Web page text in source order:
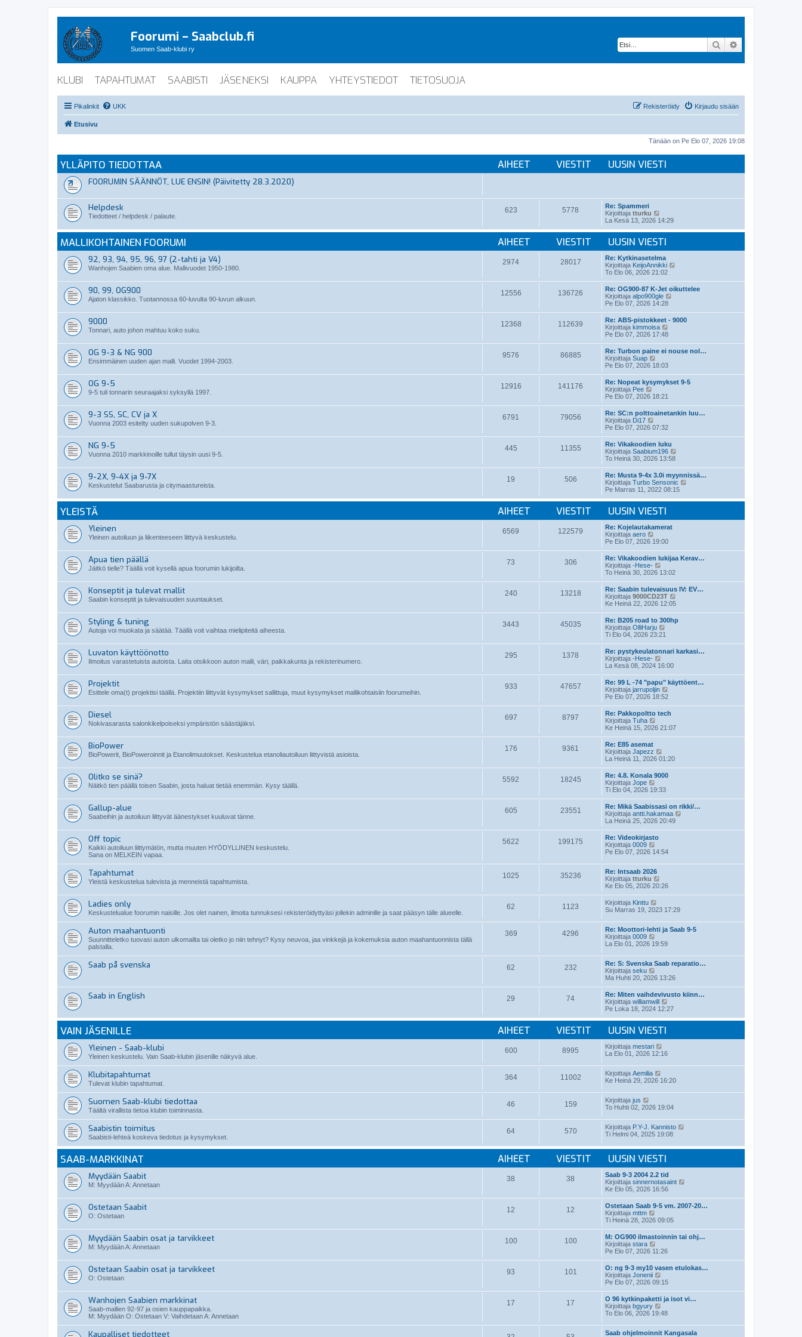
Foorumi – Saabclub.fi
Suomen Saab-klubi ry Etsi
KLUBI TAPAHTUMAT SAABISTI JÄSENEKSI KAUPPA YHTEYSTIEDOT TIETOSUOJA
Pikalinkit UKK Kirjaudu sisään
Rekisteröidy
Etusivu
Tänään on Pe Elo 07, 2026 19:08
YLLÄPITO TIEDOTTAA AIHEET VIESTIT UUSIN VIESTI
FOORUMIN SÄÄNNÖT, LUE ENSIN! (Päivitetty 28.3.2020)
Helpdesk
Tiedotteet / helpdesk / palaute.
623 5778
Re: Spammeri
Kirjoittaja tturku
ä
t
ä
u
s
i
n
v
i
e
s
t
i
La Kesä 13, 2026 14:29
MALLIKOHTAINEN FOORUMI AIHEET VIESTIT UUSIN VIESTI
92, 93, 94, 95, 96, 97 (2-tahti ja V4)
Wanhojen Saabien oma alue. Mallivuodet 1950-1980.
2974 28017
Re: Kytkinasetelma
Kirjoittaja KeijoAnnikki
t
ä
s
i
i
e
To Elo 06, 2026 21:02
90, 99, OG900
Ajaton klassikko. Tuotannossa 60-luvulta 90-luvun alkuun.
12556 136726
Re: OG900-87 K-Jet oikuttelee
Kirjoittaja alpo900gle
t
ä
s
i
i
e
Pe Elo 07, 2026 14:28
9000
Tonnari, auto johon mahtuu koko suku.
12368 112639
Re: ABS-pistokkeet - 9000
Kirjoittaja kimmoisa
ä
s
i
i
e
Pe Elo 07, 2026 17:48
OG 9-3 & NG 900
Ensimmäinen uuden ajan malli. Vuodet 1994-2003.
9576 86885
Re: Turbon paine ei nouse nol…
Kirjoittaja Suap
ä
ä
u
u
s
i
v
i
e
s
t
Pe Elo 07, 2026 18:03
OG 9-5
9-5 tuli tonnarin seuraajaksi syksyllä 1997.
12916 141176
Re: Nopeat kysymykset 9-5
Kirjoittaja Pee
ä
ä
u
u
s
i
n
v
i
e
s
t
Pe Elo 07, 2026 18:21
9-3 SS, SC, CV ja X
Vuonna 2003 esitelty uuden sukupolven 9-3.
6791 79056
Re: SC:n polttoainetankin luu…
Kirjoittaja Di17
ä
ä
u
u
s
i
n
v
i
s
t
i
Pe Elo 07, 2026 07:32
NG 9-5
Vuonna 2010 markkinoille tullut täysin uusi 9-5.
445 11355
Re: Vikakoodien luku
Kirjoittaja Saabium196
ä
u
u
s
v
t
i
To Heinä 30, 2026 13:58
9-2X, 9-4X ja 9-7X
Keskustelut Saabarusta ja citymaastureista.
19 506
Re: Musta 9-4x 3.0i myynnissä…
Kirjoittaja Turbo Sensonic
t
v
i
t
Pe Marras 11, 2022 08:15
YLEISTÄ AIHEET VIESTIT UUSIN VIESTI
Yleinen
Yleinen autoiluun ja liikenteeseen liittyvä keskustelu.
6569 122579
Re: Kojelautakamerat
Kirjoittaja aero
ä
ä
u
u
s
i
n
v
i
e
s
t
Pe Elo 07, 2026 19:00
Apua tien päällä
Jäitkö tielle? Täällä voit kysellä apua foorumin lukijoilta.
73 306
Re: Vikakoodien lukijaa Kerav…
Kirjoittaja -Hese-
ä
t
ä
u
u
s
i
n
v
i
e
t
To Heinä 30, 2026 13:02
Konseptit ja tulevat mallit
Saabin konseptit ja tulevaisuuden suuntaukset.
240 13218
Re: Saabin tulevaisuus IV: EV…
Kirjoittaja 9000CD23T
ä
s
i
i
e
Ke Heinä 22, 2026 12:05
Styling & tuning
Autoja voi muokata ja säätää. Täällä voit vaihtaa mielipiteitä aiheesta.
3443 45035
Re: B205 road to 300hp
Kirjoittaja OlliHarju
ä
u
u
s
i
n
v
i
e
t
Ti Elo 04, 2026 23:21
Luvaton käyttöönotto
Ilmoitus varastetuista autoista. Laita otsikkoon auton malli, väri, paikkakunta ja rekisterinumero.
295 1378
Re: pystykeulatonnari karkasi…
Kirjoittaja -Hese-
ä
t
ä
u
u
s
i
v
i
s
t
La Kesä 08, 2024 16:00
Projektit
Esittele oma(t) projektisi täällä. Projektiin liittyvät kysymykset sallittuja, muut kysymykset mallikohtaisiin foorumeihin.
933 47657
Re: 99 L -74 "papu" käyttöent…
Kirjoittaja jarrupoljin
t
ä
u
u
s
v
i
Pe Elo 07, 2026 18:52
Diesel
Nokivasarasta salonkikelpoiseksi ympäristön säästäjäksi.
697 8797
Re: Pakkopoltto tech
Kirjoittaja Tuha
ä
ä
u
u
s
i
v
i
e
s
t
Ke Heinä 15, 2026 21:07
BioPower
BioPowerit, BioPoweroinnit ja Etanolimuutokset. Keskustelua etanoliautoiluun liittyvistä asioista.
176 9361
Re: E85 asemat
Kirjoittaja Japezz
ä
t
ä
u
u
s
i
n
v
i
t
La Heinä 11, 2026 01:20
Olitko se sinä?
Näitkö tien päällä toisen Saabin, josta haluat tietää enemmän. Kysy täällä.
5592 18245
Re: 4.8. Konala 9000
Kirjoittaja Jope
ä
ä
u
u
s
i
v
e
s
t
i
Ti Elo 04, 2026 19:33
Gallup-alue
Saabeihin ja autoiluun liittyvät äänestykset kuuluvat tänne.
605 23551
Re: Mikä Saabissasi on rikki/…
Kirjoittaja antti.hakamaa
s
i
La Heinä 25, 2026 20:49
Off topic
Kaikki autoiluun liittymätön, mutta muuten HYÖDYLLINEN keskustelu.
Sana on MELKEIN vapaa.
5622 199175
Re: Videokirjasto
Kirjoittaja 0009
ä
t
ä
u
u
s
i
n
i
e
t
Pe Elo 07, 2026 14:54
Tapahtumat
Yleistä keskustelua tulevista ja menneistä tapahtumista.
1025 35236
Re: Intsaab 2026
Kirjoittaja tturku
ä
ä
u
u
s
n
i
e
t
i
Ke Elo 05, 2026 20:26
Ladies only
Keskustelualue foorumin naisille. Jos olet nainen, ilmoita tunnuksesi rekisteröidyttyäsi jollekin adminille ja saat pääsyn tälle alueelle.
62 1123 Kirjoittaja Kinttu
ä
t
ä
u
n
i
e
s
i
Su Marras 19, 2023 17:29
Auton maahantuonti
Suunnitteletko tuovasi auton ulkomailta tai oletko jo niin tehnyt? Kysy neuvoa, jaa vinkkejä ja kokemuksia auton maahantuonnista tällä
palstalla.
369 4296
Re: Moottori-lehti ja Saab 9-5
Kirjoittaja 0009
ä
t
ä
u
s
i
n
v
e
s
t
i
La Elo 01, 2026 19:59
Saab på svenska 62 232
Re: S: Svenska Saab reparatio…
Kirjoittaja seku
ä
ä
u
u
s
i
n
v
i
e
t
i
Ma Huhti 20, 2026 13:26
Saab in English 29 74
Re: Miten vaihdevivusto kiinn…
Kirjoittaja williamwill
ä
t
n
i
s
i
Pe Loka 18, 2024 12:27
VAIN JÄSENILLE AIHEET VIESTIT UUSIN VIESTI
Yleinen - Saab-klubi
Yleinen keskustelu. Vain Saab-klubin jäsenille näkyvä alue.
600 8995 Kirjoittaja mestari
ä
t
u
n
i
e
s
t
La Elo 01, 2026 12:16
Klubitapahtumat
Tulevat klubin tapahtumat.
364 11002 Kirjoittaja Aemilia
ä
t
u
i
n
i
e
t
i
Ke Heinä 29, 2026 16:20
Suomen Saab-klubi tiedottaa
Täältä virallista tietoa klubin toiminnasta.
46 159 Kirjoittaja jus
ä
t
ä
u
s
i
n
v
i
e
s
t
i
To Huhti 02, 2026 19:04
Saabistin toimitus
Saabisti-lehteä koskeva tiedotus ja kysymykset.
64 570 Kirjoittaja P.Y-J. Kannisto
t
u
v
i
i
Ti Helmi 04, 2025 19:08
SAAB-MARKKINAT AIHEET VIESTIT UUSIN VIESTI
Myydään Saabit
M: Myydään A: Annetaan
38 38
Saab 9-3 2004 2.2 tid
Kirjoittaja sinnernotasaint
t
ä
s
i
i
e
Ke Elo 05, 2026 16:56
Ostetaan Saabit
O: Ostetaan
12 12
Ostetaan Saab 9-5 vm. 2007-20…
Kirjoittaja mttm
ä
t
ä
u
u
s
i
n
v
i
e
s
t
Ti Heinä 28, 2026 09:05
Myydään Saabin osat ja tarvikkeet
M: Myydään A: Annetaan
100 100
M: OG900 ilmastoinnin tai ohj…
Kirjoittaja stara
ä
ä
u
u
s
i
n
v
e
Pe Elo 07, 2026 11:26
Ostetaan Saabin osat ja tarvikkeet
O: Ostetaan
93 101
O: ng 9-3 my10 vasen etulokas…
Kirjoittaja Jonenii
ä
t
ä
u
u
s
i
Pe Elo 07, 2026 09:15
Wanhojen Saabien markkinat
Saab-mallien 92-97 ja osien kauppapaikka.
M: Myydään O: Ostetaan V: Vaihdetaan A: Annetaan
17 17
O 96 kytkinpaketti ja isot vi…
Kirjoittaja bgyury
ä
t
ä
To Elo 06, 2026 19:48
Kaupalliset tiedotteet
Saab ohjelmoinnit Kangasala